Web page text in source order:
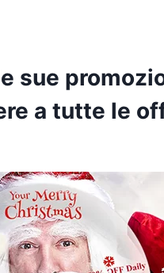
sue
a tutte le